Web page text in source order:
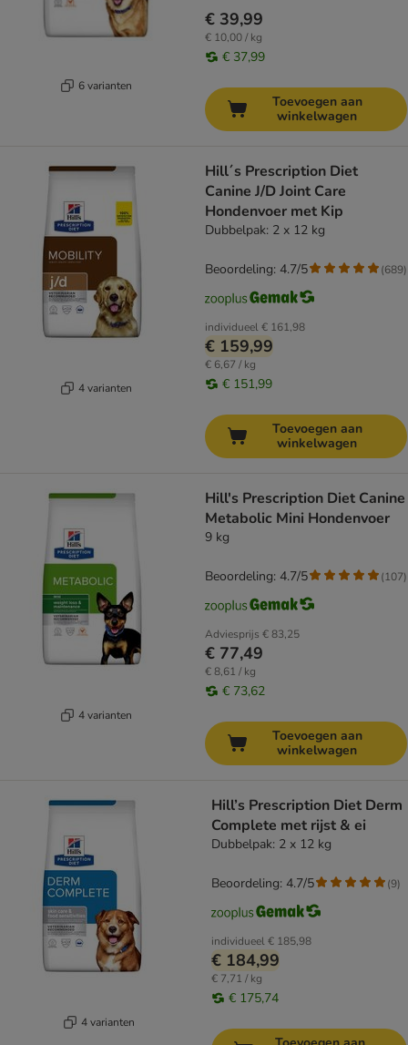
6 varianten
€ 39,99
€ 10,00 / kg
€ 37,99
Toevoegen aan
winkelwagen
4 varianten
Hill´s Prescription Diet
Canine J/D Joint Care
Hondenvoer met Kip
Dubbelpak: 2 x 12 kg
individueel€ 161,98
€ 159,99
€ 6,67 / kg
€ 151,99
Beoordeling: 4.7/5 (689)
Toevoegen aan
winkelwagen
4 varianten
Hill's Prescription Diet Canine
Metabolic Mini Hondenvoer
9 kg
Adviesprijs € 83,25
€ 77,49
€ 8,61 / kg
€ 73,62
Beoordeling: 4.7/5 (107)
Toevoegen aan
winkelwagen
4 varianten
Hill’s Prescription Diet Derm
Complete met rijst & ei
Dubbelpak: 2 x 12 kg
individueel€ 185,98
€ 184,99
€ 7,71 / kg
€ 175,74
Beoordeling: 4.7/5 (9)